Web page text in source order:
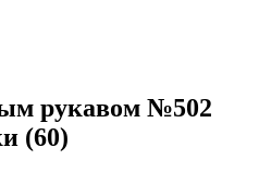
рукавом №502
(60)